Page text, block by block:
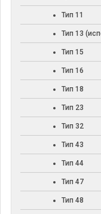
Тип 11
Тип 13
Тип 15
Тип 16
Тип 18
Тип 23
Тип 32
Тип 43
Тип 44
Тип 47
Тип 48